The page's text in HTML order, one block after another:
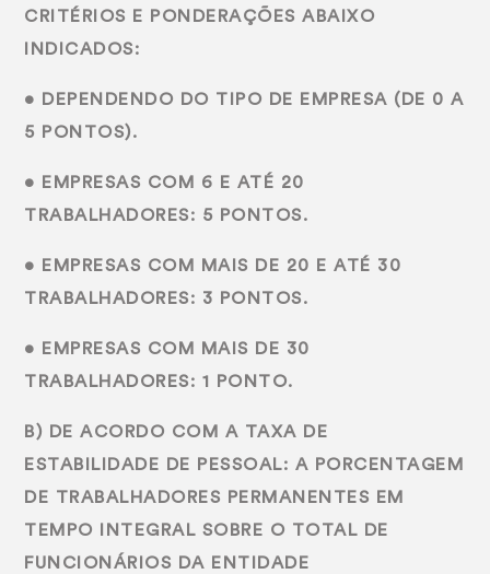
CRITÉRIOS E PONDERAÇÕES ABAIXO
INDICADOS:
• DEPENDENDO DO TIPO DE EMPRESA (DE 0 A
5 PONTOS).
• EMPRESAS COM 6 E ATÉ 20
TRABALHADORES: 5 PONTOS.
• EMPRESAS COM MAIS DE 20 E ATÉ 30
TRABALHADORES: 3 PONTOS.
• EMPRESAS COM MAIS DE 30
TRABALHADORES: 1 PONTO.
B) DE ACORDO COM A TAXA DE
ESTABILIDADE DE PESSOAL: A PORCENTAGEM
DE TRABALHADORES PERMANENTES EM
TEMPO INTEGRAL SOBRE O TOTAL DE
FUNCIONÁRIOS DA ENTIDADE